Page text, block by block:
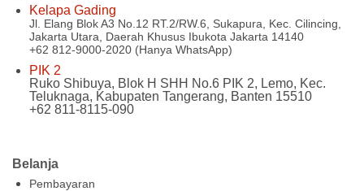
Belanja
Pembayaran
Kelapa Gading
Jl. Elang Blok A3 No.12 RT.2/RW.6, Sukapura, Kec. Cilincing,
Jakarta Utara, Daerah Khusus Ibukota Jakarta 14140
+62 812-9000-2020 (Hanya WhatsApp)
PIK 2
Ruko Shibuya, Blok H SHH No.6 PIK 2, Lemo, Kec.
Teluknaga, Kabupaten Tangerang, Banten 15510
+62 811-8115-090